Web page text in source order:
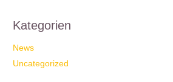
Kategorien
News
Uncategorized